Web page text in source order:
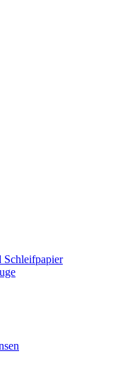
Schleifpapier